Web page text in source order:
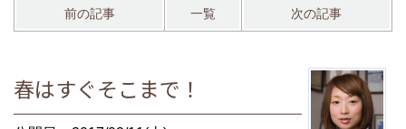
前の記事 一覧 次の記事
春はすぐそこまで！